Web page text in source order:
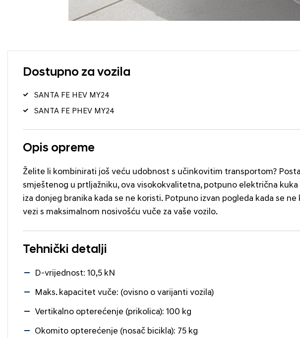
Dostupno za vozila
SANTA FE HEV MY24
SANTA FE PHEV MY24
Opis opreme
Želite li kombinirati još veću udobnost s učinkovitim transportom?
smještenog u prtljažniku, ova visokokvalitetna, potpuno električna
iza donjeg branika kada se ne koristi. Potpuno izvan pogleda kada se
vezi s maksimalnom nosivošću vuče za vaše vozilo.
Tehnički detalji
D-vrijednost: 10,5 kN
Maks. kapacitet vuče: (ovisno o varijanti vozila)
Vertikalno opterećenje (prikolica): 100 kg
Okomito opterećenje (nosač bicikla): 75 kg